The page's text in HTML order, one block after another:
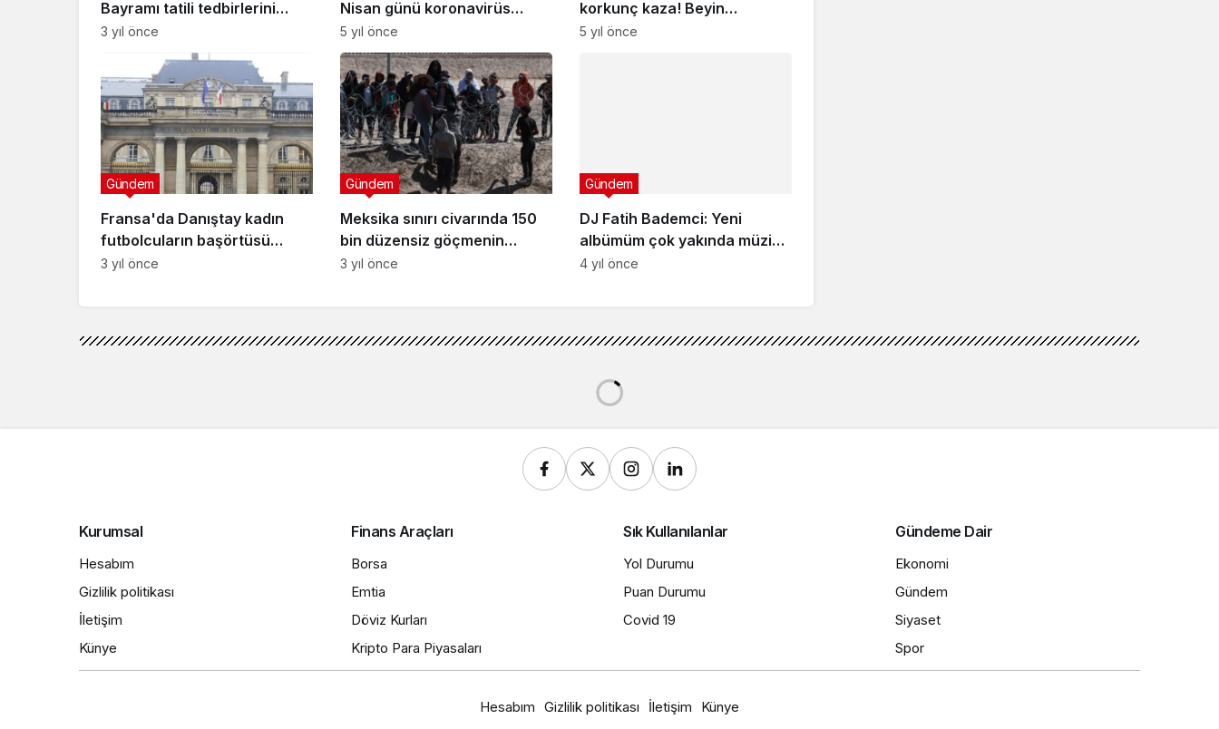
Bayramı tatili tedbirlerini
açıkladı
3 yıl önce
Fransa'da Danıştay kadın
futbolcuların başörtüsü
takma yasağını onadı
Gündem
3 yıl önce
Meksika sınırı civarında 150
bin düzensiz göçmenin
ABD'ye geçmeye hazırlandığı
Gündem
3 yıl önce
Cumhurbaşkanı Erdoğan: Mültecilere yönelik nefret söylemlerini, Müslüman ve
Cumhurbaşkanı Erdoğan: Mültecilere yönelik
nefret söylemlerini, Müslüman ve yabancı
düşmanlığını reddediyoruz
tarafından yayınlandı
En Çok Okunanlar
Hesco Bariyer ve Kum Bariyeri